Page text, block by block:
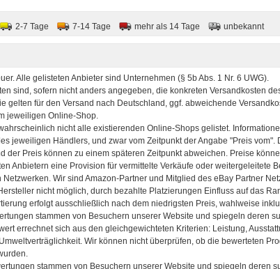
2-7 Tage 7-14 Tage mehr als 14 Tage unbekannt